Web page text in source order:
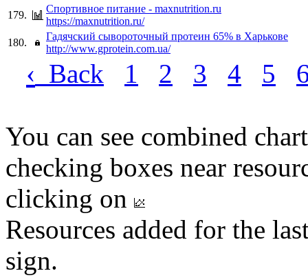
179.
Cпортивное питание - maxnutrition.ru
https://maxnutrition.ru/
180.
Гадячский сывороточный протеин 65% в Харькове
http://www.gprotein.com.ua/
‹ Back 1 2 3 4 5
You can see combined
checking boxes near
clicking on
Resources added for the
sign.